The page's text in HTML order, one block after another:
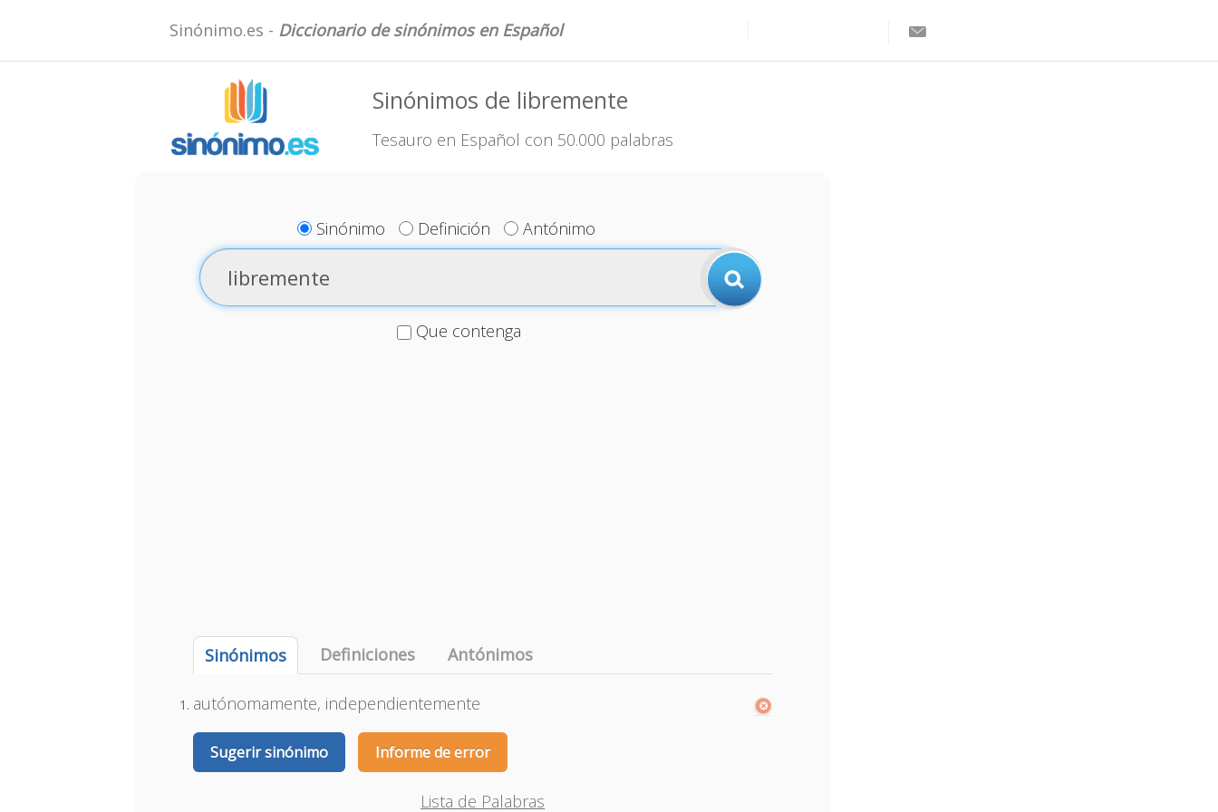
Sinónimo.es - Diccionario de sinónimos en Español
Sinónimos de libremente
Tesauro en Español con 50.000 palabras
Sinónimo Definición Antónimo
Que contenga
Sinónimos Definiciones Antónimos
autónomamente, independientemente
Sugerir sinónimo Informe de error
Lista de Palabras